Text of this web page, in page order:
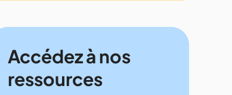
Accédez à nos
ressources